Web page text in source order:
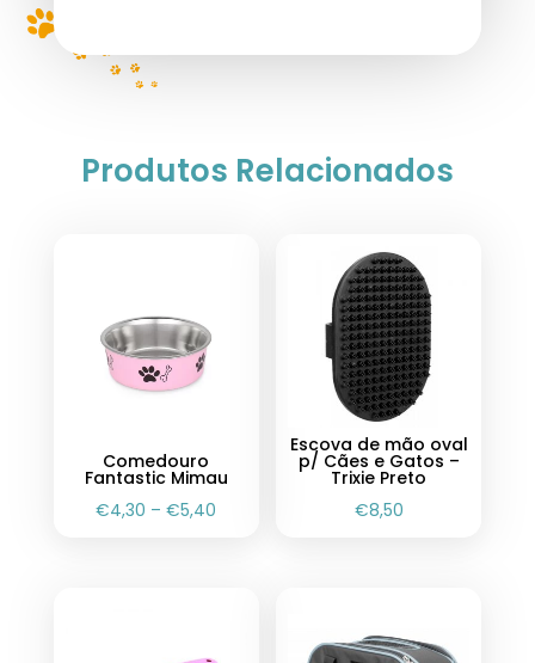
Produtos Relacionados
Comedouro
Fantastic Mimau
€4,30 –€5,40
Escova de mão oval
p/ Cães e Gatos –
Trixie Preto
€8,50